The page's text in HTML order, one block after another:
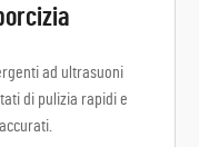
ad ultrasuoni
di pulizia rapidi e
accurati.